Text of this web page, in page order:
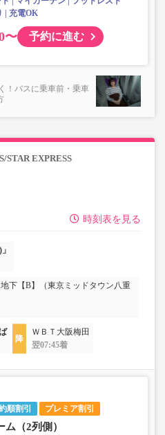
充電OK
〜 予約に進む
！バスに乗車前・乗車
STAR EXPRESS
時刻表を見る
下【B】（東京ミッドタウン八重
ＷＢＴ大阪梅田
翌07:45着
順割引 プレミア割引
ム（2列側）